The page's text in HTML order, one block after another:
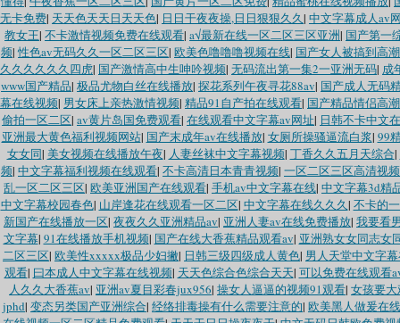
无卡免费| 天天色天天日天天色| 日日干夜夜操,日日狠狠久久| 中文字幕成人av
教女王| 不卡激情视频免费在线观看| a√最新在线一区二区三区亚洲| 国产第一
频|性色av无码久久一区二区三区| 欧美色噜噜噜视频在线| 国产女人被搞到高
久久久久久久四虎| 国产激情高中生呻吟视频| 无码流出第一集2一亚洲无码| 成
www国产精品| 极品尤物白丝在线播放| 探花系列午夜寻花88av| 国产成人无码
幕在线视频| 男女床上亲热激情视频| 精品91自产拍在线观看| 国产精品情侣高
偷拍一区二区| av黄片岛国免费观看| 在线观看中文字幕av网址| 日韩不卡中文
亚洲最大黄色福利视频网站| 国产末成年av在线播放| 女厕所操骚逼流白浆| 99
女女同| 美女视频在线播放午夜| 人妻丝袜中文字幕视频| 丁香久久五月天综合|
频| 中文字幕福利视频在线观看| 不卡高清日本青青视频| 一区二区三区高清视
乱一区二区三区| 欧美亚洲国产在线观看| 手机av中文字幕在线| 中文字幕3d精
中文字幕校园春色| 山岸逢花在线观看一区二区| 中文字幕在线久久久| 不卡的
新国产在线播放一区| 夜夜久久亚洲精品av| 亚洲人妻av在线免费播放| 我要看
文字幕| 91在线播放手机视频| 国产在线大香蕉精品观看av| 亚洲熟女女同志女
二区三区| 欧美性xxxxx极品少妇撇| 日韩三级四级成人黄色| 男人天堂中文字
观看| 曰本成人中文字幕在线视频| 天天色综合色综合天天| 可以免费在线观看
人久久大香蕉av| 亚洲av夏目彩春jux956| 操女人逼逼的视频91观看| 女孩要
jphd| 变态另类国产亚洲综合| 经络排毒操有什么需要注意的| 欧美黑人做爰在